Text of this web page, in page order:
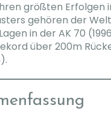
größten Erfolgen
gehören der
in der AK 70
über 200m